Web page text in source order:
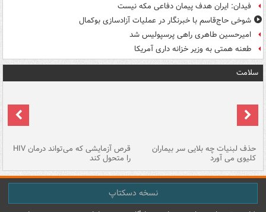
فیدان: ایران هدف پیمان دفاعی مکه نیست
شوخی حاج‌قاسم با خبرنگار در عملیات آزادسازی بوکمال
امیرحسین طاهری راهی پرسپولیس شد
طعنه همتی به وزیر خزانه داری آمریکا
سلامت
حذف لبنیات چه بلایی سر بیماران
کلیوی می آورد
قرص آزمایشی که می‌تواند درمان HIV
را متحول کند
نسخه دسکتاپ